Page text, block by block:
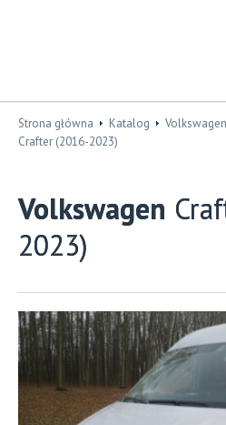
Strona główna Katalog Volkswagen
Crafter (2016-2023)
Volkswagen
2023)